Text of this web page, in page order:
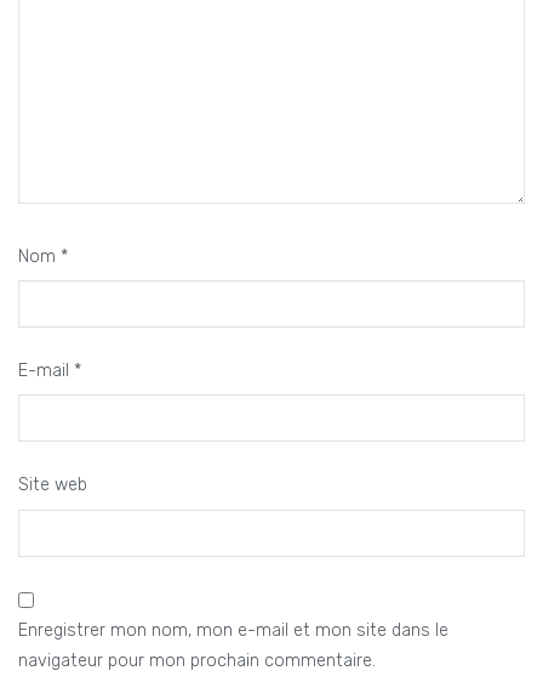
Nom *
E-mail *
Site web
Enregistrer mon nom, mon e-mail et mon site dans le
navigateur pour mon prochain commentaire.